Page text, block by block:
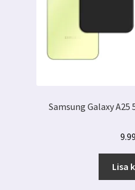
Samsung Galaxy
9.99
Lisa